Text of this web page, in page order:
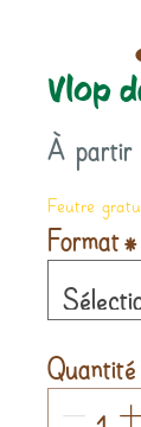
Vlop
À partir
Feutre
Format
Quantité